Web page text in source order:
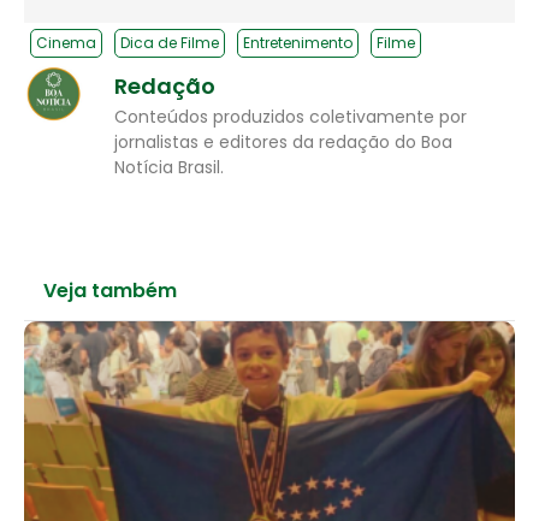
Cinema Dica de Filme Entretenimento Filme
Redação
Conteúdos produzidos coletivamente por
jornalistas e editores da redação do Boa
Notícia Brasil.
Veja também